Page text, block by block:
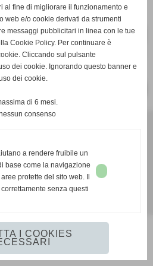
CONSIGLIERE-CUSTODE
Tel. 0187417959
al fine di migliorare il funzionamento e
web e/o cookie derivati da strumenti
messaggi pubblicitari in linea con le tue
Cookie Policy. Per continuare è
Cliccando sul pulsante
dei cookie. Ignorando questo banner e
dei cookie.
di 6 mesi.
consenso
a rendere fruibile un
base come la navigazione
protette del sito web. Il
senza questi
I COOKIES